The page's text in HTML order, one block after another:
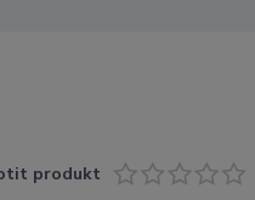
produkt